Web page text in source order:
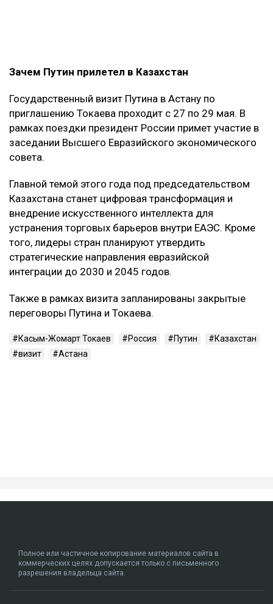
Зачем Путин прилетел в Казахстан
Государственный визит Путина в Астану по
приглашению Токаева проходит с 27 по 29 мая. В
рамках поездки президент России примет участие в
заседании Высшего Евразийского экономического
совета.
Главной темой этого года под председательством
Казахстана станет цифровая трансформация и
внедрение искусственного интеллекта для
устранения торговых барьеров внутри ЕАЭС. Кроме
того, лидеры стран планируют утвердить
стратегические направления евразийской
интеграции до 2030 и 2045 годов.
Также в рамках визита запланированы закрытые
переговоры Путина и Токаева.
Касым-Жомарт Токаев Россия Путин
Казахстан
визит
Астана
Полное или частичное копирование материалов сайта в
коммерческих целях допускается только с письменного
разрешения владельца сайта.